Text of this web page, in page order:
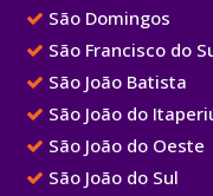
São Domingos
São Francisco do
São João Batista
São João do
São João do Oeste
São João do Sul